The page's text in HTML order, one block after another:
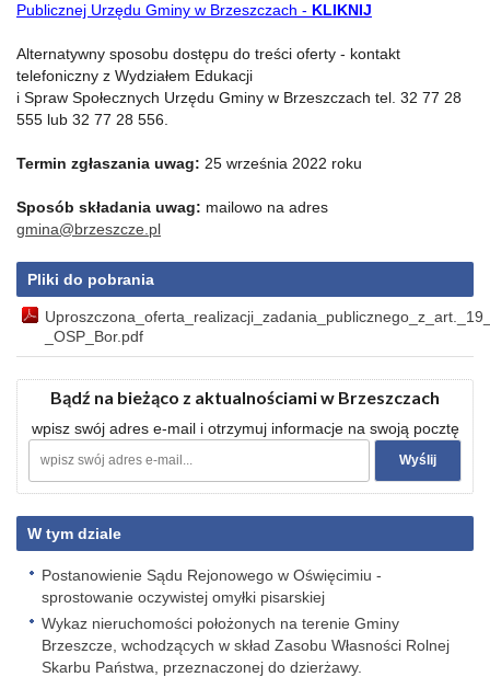
Publicznej Urzędu Gminy w Brzeszczach - KLIKNIJ
Alternatywny sposobu dostępu do treści oferty - kontakt
telefoniczny z Wydziałem Edukacji
i Spraw Społecznych Urzędu Gminy w Brzeszczach tel. 32 77 28
555 lub 32 77 28 556.
Termin zgłaszania uwag: 25 września 2022 roku
Sposób składania uwag: mailowo na adres
gmina@brzeszcze.pl
Pliki do pobrania
_OSP_Bor.pdf
Bądź na bieżąco z aktualnościami w Brzeszczach
wpisz swój adres e-mail i otrzymuj informacje na swoją pocztę
W tym dziale
Postanowienie Sądu Rejonowego w Oświęcimiu -
sprostowanie oczywistej omyłki pisarskiej
Wykaz nieruchomości położonych na terenie Gminy
Brzeszcze, wchodzących w skład Zasobu Własności Rolnej
Skarbu Państwa, przeznaczonej do dzierżawy.